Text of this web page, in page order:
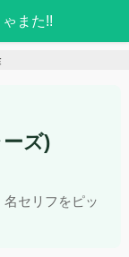
また!!
ズ)
セリフをピッ